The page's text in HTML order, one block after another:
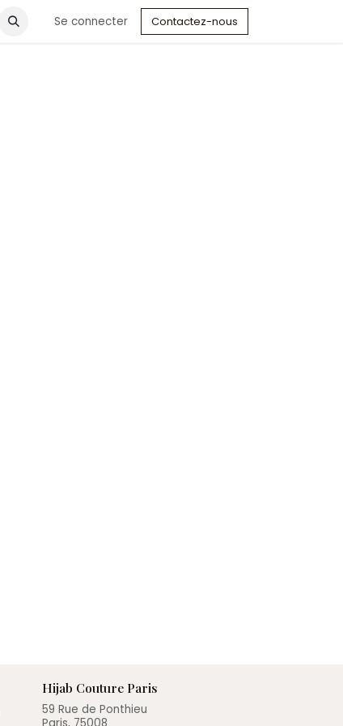
Se connecter Contactez-nous
Hijab Couture Paris
59 Rue de Ponthieu